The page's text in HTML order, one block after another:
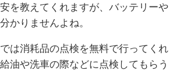
を教えてくれますが、バッテリーや
かりませんよね。
は消耗品の点検を無料で行ってくれ
油や洗車の際などに点検してもらう